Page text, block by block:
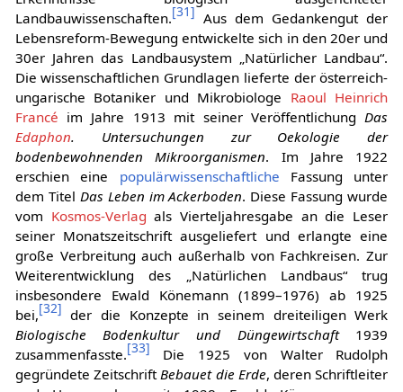
Landbauwissenschaften.[31] Aus dem Gedankengut der
Lebensreform-Bewegung entwickelte sich in den 20er und
30er Jahren das Landbausystem „Natürlicher Landbau“.
Die wissenschaftlichen Grundlagen lieferte der österreich-
ungarische Botaniker und Mikrobiologe Raoul Heinrich
Francé im Jahre 1913 mit seiner VeröffentlichungDas
Edaphon. Untersuchungen zur Oekologie der
bodenbewohnenden Mikroorganismen. Im Jahre 1922
erschien eine populärwissenschaftliche Fassung unter
dem Titel Das Leben im Ackerboden. Diese Fassung wurde
vom Kosmos-Verlag als Vierteljahresgabe an die Leser
seiner Monatszeitschrift ausgeliefert und erlangte eine
große Verbreitung auch außerhalb von Fachkreisen. Zur
Weiterentwicklung des „Natürlichen Landbaus“ trug
insbesondere Ewald Könemann (1899–1976) ab 1925
bei,[32] der die Konzepte in seinem dreiteiligen Werk
Biologische Bodenkultur und Düngewirtschaft1939
zusammenfasste.[33] Die 1925 von Walter Rudolph
gegründete ZeitschriftBebauet die Erde, deren Schriftleiter